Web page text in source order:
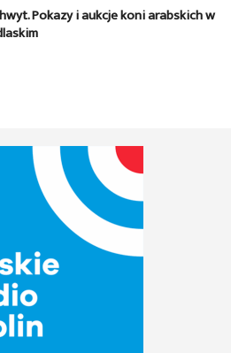
Pokazy i aukcje koni arabskich w